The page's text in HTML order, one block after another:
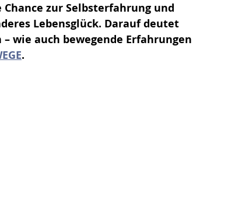
zur Selbsterfahrung und
Lebensglück. Darauf deutet
wie auch bewegende Erfahrungen
.